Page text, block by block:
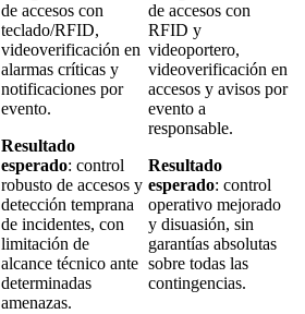
de accesos con
teclado/RFID,
videoverificación en
alarmas críticas y
notificaciones por
evento.
Resultado
esperado: control
robusto de accesos y
detección temprana
de incidentes, con
limitación de
alcance técnico ante
determinadas
amenazas.
de accesos con
RFID y
videoportero,
videoverificación en
accesos y avisos por
evento a
responsable.
Resultado
esperado: control
operativo mejorado
y disuasión, sin
garantías absolutas
sobre todas las
contingencias.